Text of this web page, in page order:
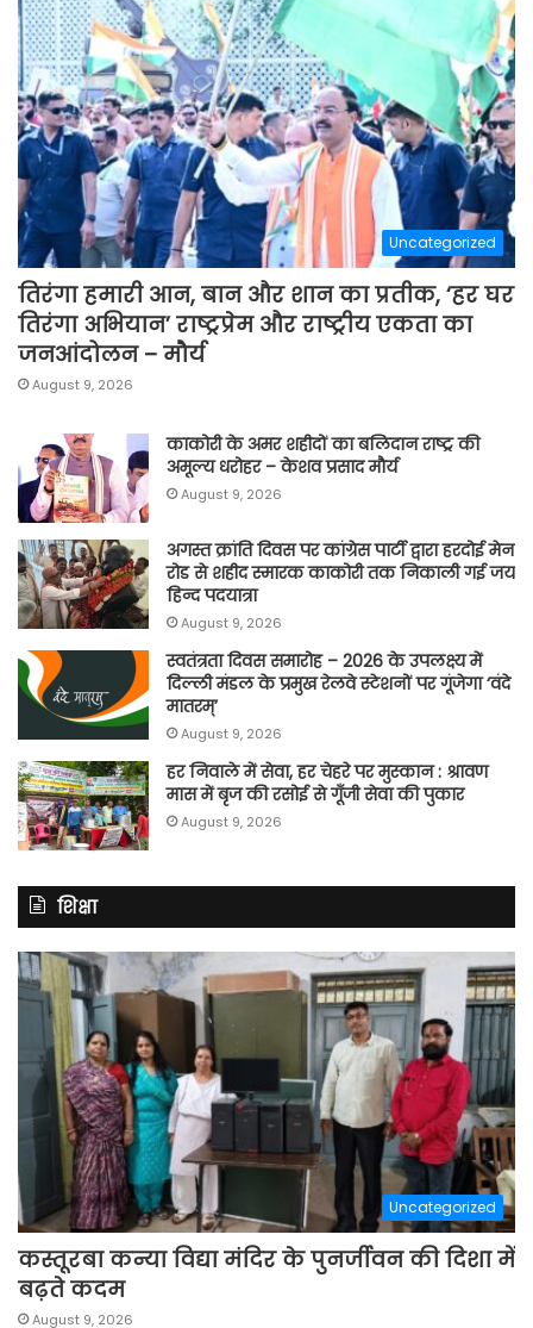
Uncategorized
तिरंगा हमारी आन, बान और शान का प्रतीक, ‘हर घर
तिरंगा अभियान’ राष्ट्रप्रेम और राष्ट्रीय एकता का
जनआंदोलन – मौर्य
August 9, 2026
काकोरी के अमर शहीदों का बलिदान राष्ट्र की
अमूल्य धरोहर – केशव प्रसाद मौर्य
August 9, 2026
अगस्त क्रांति दिवस पर कांग्रेस पार्टी द्वारा हरदोई मेन
रोड से शहीद स्मारक काकोरी तक निकाली गई जय
हिन्द पदयात्रा
August 9, 2026
स्वतंत्रता दिवस समारोह – 2026 के उपलक्ष्य में
दिल्ली मंडल के प्रमुख रेलवे स्टेशनों पर गूंजेगा ‘वंदे
मातरम्’
August 9, 2026
हर निवाले में सेवा, हर चेहरे पर मुस्कान : श्रावण
मास में बृज की रसोई से गूँजी सेवा की पुकार
August 9, 2026
शिक्षा
Uncategorized
कस्तूरबा कन्या विद्या मंदिर के पुनर्जीवन की दिशा में
बढ़ते कदम
August 9, 2026